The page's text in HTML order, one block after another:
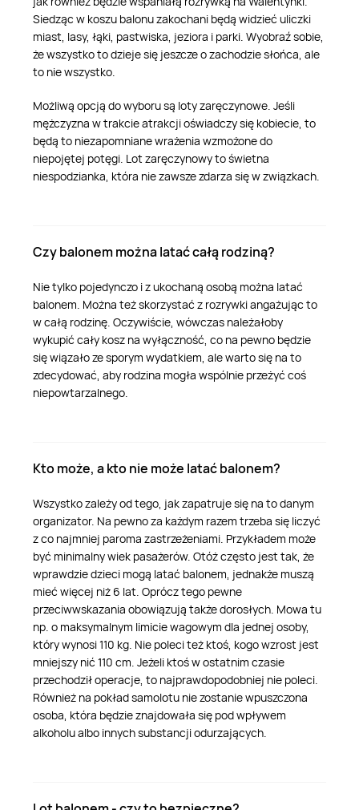
Siedząc w koszu balonu zakochani będą widzieć uliczki
miast, lasy, łąki, pastwiska, jeziora i parki. Wyobraź sobie,
że wszystko to dzieje się jeszcze o zachodzie słońca, ale
to nie wszystko.
Możliwą opcją do wyboru są loty zaręczynowe. Jeśli
mężczyzna w trakcie atrakcji oświadczy się kobiecie, to
będą to niezapomniane wrażenia wzmożone do
niepojętej potęgi. Lot zaręczynowy to świetna
niespodzianka, która nie zawsze zdarza się w związkach.
Czy balonem można latać całą rodziną?
Nie tylko pojedynczo i z ukochaną osobą można latać
balonem. Można też skorzystać z rozrywki angażując to
w całą rodzinę. Oczywiście, wówczas należałoby
wykupić cały kosz na wyłączność, co na pewno będzie
się wiązało ze sporym wydatkiem, ale warto się na to
zdecydować, aby rodzina mogła wspólnie przeżyć coś
niepowtarzalnego.
Kto może, a kto nie może latać balonem?
Wszystko zależy od tego, jak zapatruje się na to danym
organizator. Na pewno za każdym razem trzeba się liczyć
z co najmniej paroma zastrzeżeniami. Przykładem może
być minimalny wiek pasażerów. Otóż często jest tak, że
wprawdzie dzieci mogą latać balonem, jednakże muszą
mieć więcej niż 6 lat. Oprócz tego pewne
przeciwwskazania obowiązują także dorosłych. Mowa tu
np. o maksymalnym limicie wagowym dla jednej osoby,
który wynosi 110 kg. Nie poleci też ktoś, kogo wzrost jest
mniejszy nić 110 cm. Jeżeli ktoś w ostatnim czasie
przechodził operacje, to najprawdopodobniej nie poleci.
Również na pokład samolotu nie zostanie wpuszczona
osoba, która będzie znajdowała się pod wpływem
alkoholu albo innych substancji odurzających.